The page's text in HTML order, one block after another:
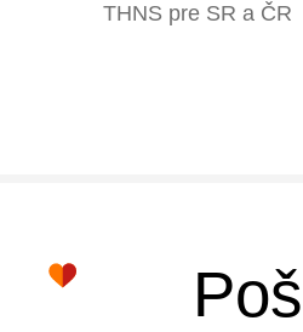
THNS pre SR a ČR